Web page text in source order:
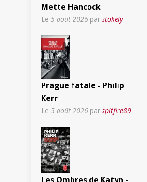
Mette Hancock
Le 5 août 2026 par stokely
Prague fatale - Philip
Kerr
Le 5 août 2026 par spitfire89
Les Ombres de Katyn -